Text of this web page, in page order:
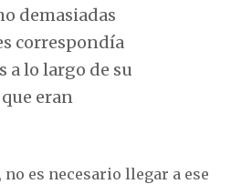
demasiadas
correspondía
a lo largo de su
eran
es necesario llegar a ese